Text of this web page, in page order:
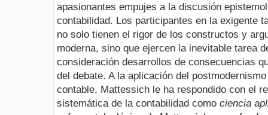
apasionantes empujes a la discusión
contabilidad. Los participantes en la exigente
no solo tienen el rigor de los constructos y
moderna, sino que ejercen la inevitable tarea
consideración desarrollos de consecuencias
del debate. A la aplicación del
contable, Mattessich le ha respondido con el
sistemática de la contabilidad como ciencia